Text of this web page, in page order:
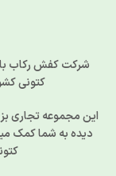
شرکت کفش رکاب
کتونی
این مجموعه تجاری
دیده به شما کمک